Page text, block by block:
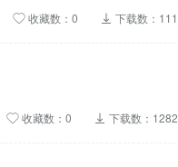
收藏数：0 下载数：111
收藏数：0 下载数：1282